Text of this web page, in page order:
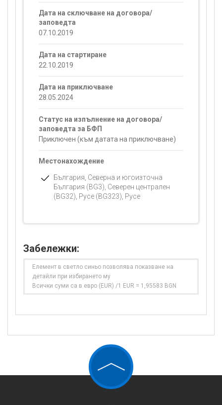
Дата на сключване на договора/
заповедта
07.10.2019
Дата на стартиране
22.10.2019
Дата на приключване
28.05.2024
Статус на изпълнение на договора/
заповедта за БФП
Приключен (към датата на приключване)
Местонахождение
България, Северна и югоизточна
България (BG3), Северен централен
(BG32), Русе (BG323), Русе
Забележки:
Елемент в светло синьо позволява показване на
детайли при избирането му
Всички суми са в евро (EUR) /1 EUR = 1,95583 BGN